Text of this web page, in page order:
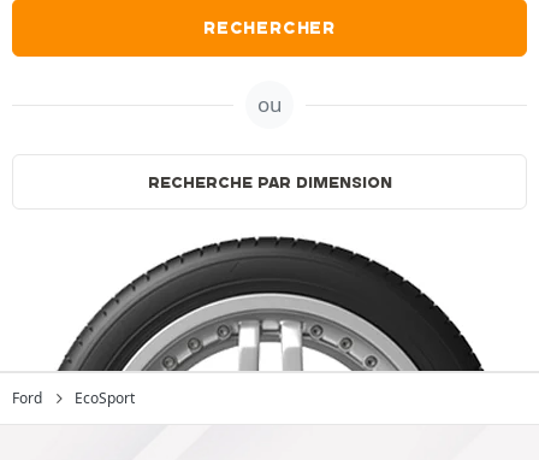
RECHERCHER
ou
RECHERCHE PAR DIMENSION
Ford EcoSport